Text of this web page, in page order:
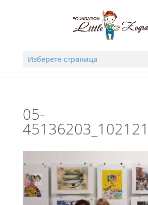
Изберете страница
05-